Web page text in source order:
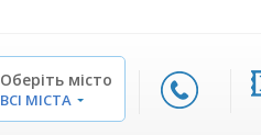
Оберіть місто
ВСІ МІСТА